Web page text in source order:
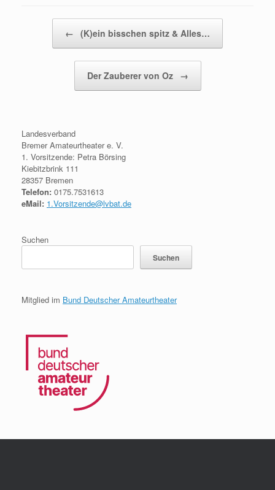
← (K)ein bisschen spitz & Alles…
Der Zauberer von Oz →
Landesverband
Bremer Amateurtheater e. V.
1. Vorsitzende: Petra Börsing
Kiebitzbrink 111
28357 Bremen
Telefon: 0175.7531613
eMail: 1.Vorsitzende@lvbat.de
Suchen
Suchen
Mitglied im Bund Deutscher Amateurtheater